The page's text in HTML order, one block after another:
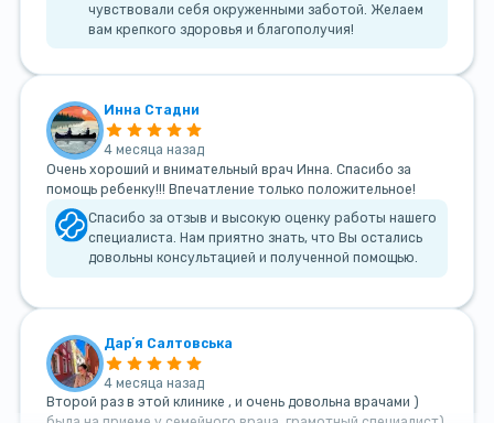
чувствовали себя окруженными заботой. Желаем
вам крепкого здоровья и благополучия!
Инна Стадни
4 месяца назад
Очень хороший и внимательный врач Инна. Спасибо за
помощь ребенку!!! Впечатление только положительное!
Спасибо за отзыв и высокую оценку работы нашего
специалиста. Нам приятно знать, что Вы остались
довольны консультацией и полученной помощью.
Дарʼя Салтовська
4 месяца назад
Второй раз в этой клинике , и очень довольна врачами )